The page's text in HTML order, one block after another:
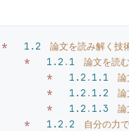
*
   1.2
論文を読み解く技
    *
   1.2
. 1 論文を読
        *
   1.2
. 1.1 論
        *
   1.2
. 1.2 論
        *
   1.2
. 1.3 論
    *
   1.2
.2 自分の力